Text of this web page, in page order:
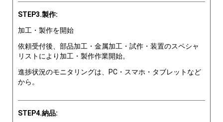
STEP3.製作:
加工・製作を開始
依頼受付後、部品加工・金属加工・試作・装置のスペシャ
リストにより加工・製作作業開始。
進捗状況のモニタリングは、PC・スマホ・タブレットなど
から。
STEP4.納品: